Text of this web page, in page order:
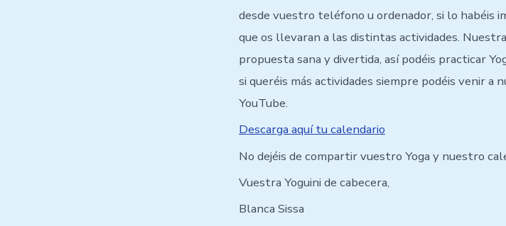
desde vuestro teléfono u ordenador, si lo habéis
que os llevaran a las distintas actividades.
propuesta sana y divertida, así podéis practicar
si queréis más actividades siempre podéis venir a
YouTube.
Descarga aquí tu calendario
No dejéis de compartir vuestro Yoga y nuestro
Vuestra Yoguini de cabecera,
Blanca Sissa